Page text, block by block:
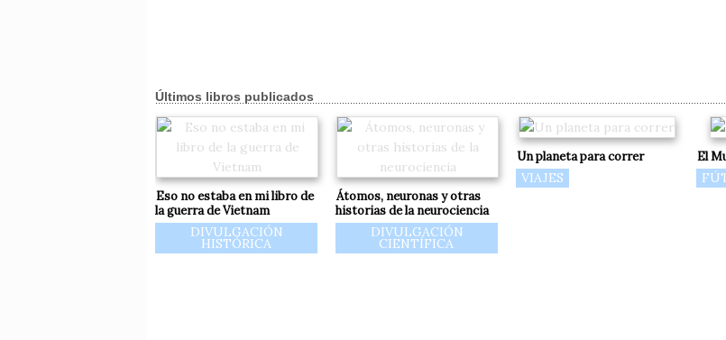
Últimos libros publicados
Eso no estaba en mi libro de
la guerra de Vietnam
DIVULGACIÓN
HISTÓRICA
Átomos, neuronas y otras
historias de la neurociencia
DIVULGACIÓN
CIENTÍFICA
Un planeta para correr
VIAJES
El